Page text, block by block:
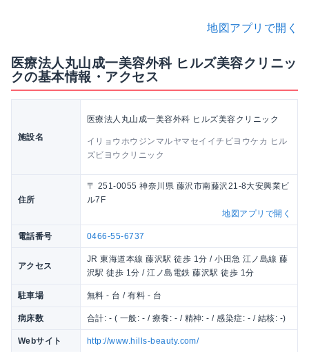
地図アプリで開く
医療法人丸山成一美容外科 ヒルズ美容クリニッ
クの基本情報・アクセス
施設名
医療法人丸山成一美容外科 ヒルズ美容クリニック
イリョウホウジンマルヤマセイイチビヨウケカ ヒル
ズビヨウクリニック
住所
〒 251-0055 神奈川県 藤沢市南藤沢21-8大安興業ビ
ル7F
地図アプリで開く
電話番号 0466-55-6737
アクセス
JR 東海道本線 藤沢駅 徒歩 1分 / 小田急 江ノ島線 藤
沢駅 徒歩 1分 / 江ノ島電鉄 藤沢駅 徒歩 1分
駐車場 無料 - 台 / 有料 - 台
病床数 合計: - ( 一般: - / 療養: - / 精神: - / 感染症: - / 結核: -)
Webサイト http://www.hills-beauty.com/